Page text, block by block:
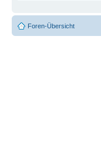
Foren-Übersicht